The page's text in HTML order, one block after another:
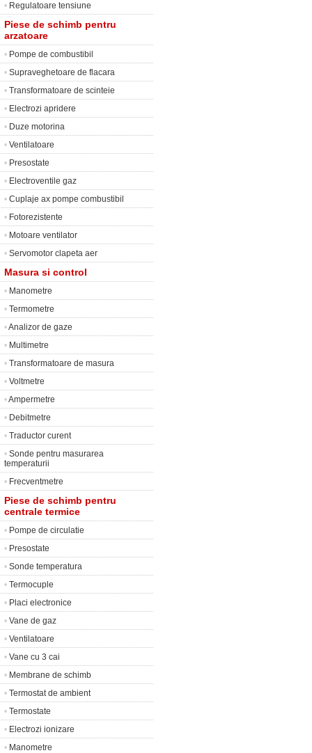
• Regulatoare tensiune
Piese de schimb pentru
arzatoare
• Pompe de combustibil
• Supraveghetoare de flacara
• Transformatoare de scinteie
• Electrozi apridere
• Duze motorina
• Ventilatoare
• Presostate
• Electroventile gaz
• Cuplaje ax pompe combustibil
• Fotorezistente
• Motoare ventilator
• Servomotor clapeta aer
Masura si control
• Manometre
• Termometre
•Analizor de gaze
• Multimetre
• Transformatoare de masura
• Voltmetre
•Ampermetre
• Debitmetre
• Traductor curent
• Sonde pentru masurarea
temperaturii
• Frecventmetre
Piese de schimb pentru
centrale termice
• Pompe de circulatie
• Presostate
• Sonde temperatura
• Termocuple
• Placi electronice
• Vane de gaz
• Ventilatoare
• Vane cu 3 cai
• Membrane de schimb
• Termostat de ambient
• Termostate
• Electrozi ionizare
• Manometre